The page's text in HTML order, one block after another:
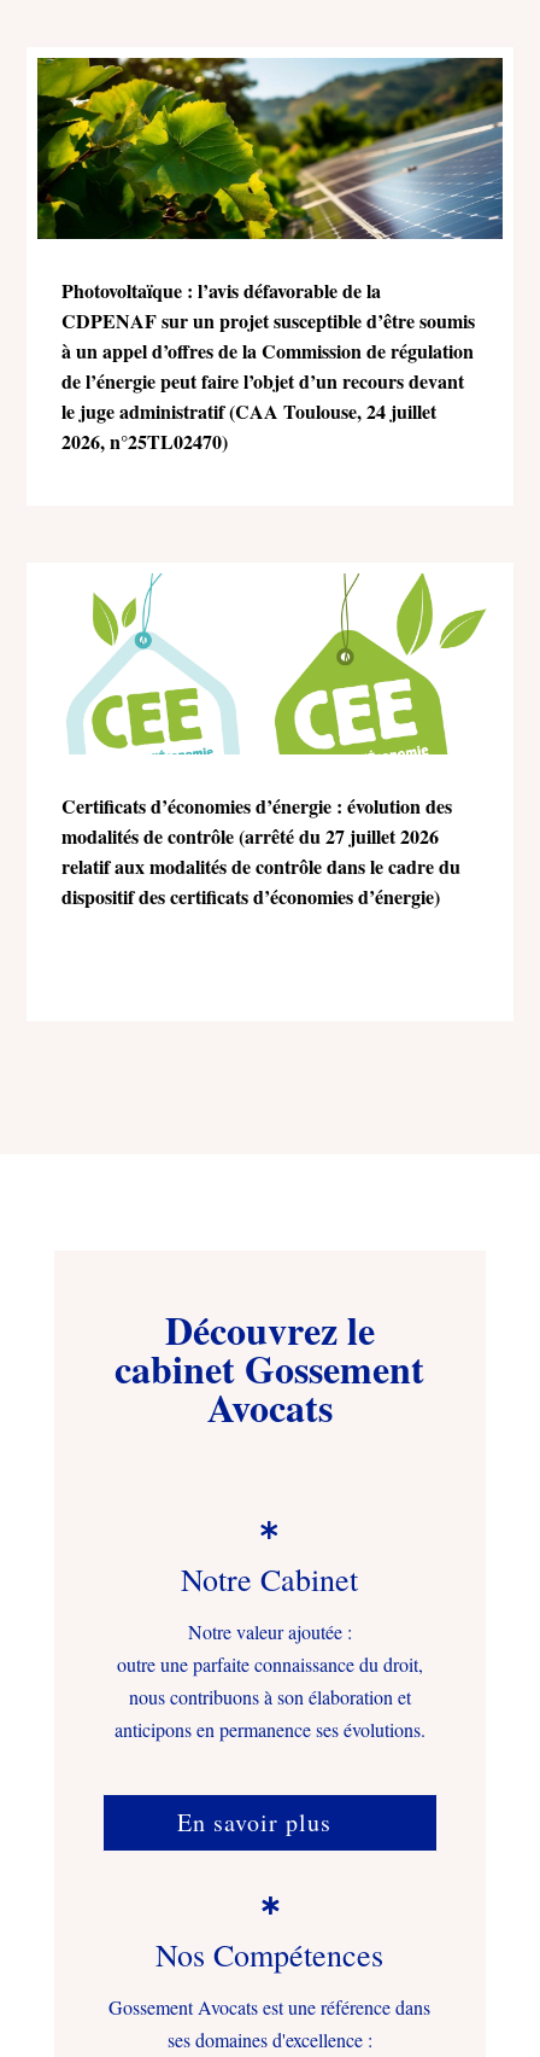
Photovoltaïque : l’avis défavorable de la
CDPENAF sur un projet susceptible d’être soumis
à un appel d’offres de la Commission de régulation
de l’énergie peut faire l’objet d’un recours devant
le juge administratif (CAA Toulouse, 24 juillet
2026, n°25TL02470)
Certificats d’économies d’énergie : évolution des
modalités de contrôle (arrêté du 27 juillet 2026
relatif aux modalités de contrôle dans le cadre du
dispositif des certificats d’économies d’énergie)
Découvrez le
cabinet Gossement
Avocats

Notre Cabinet
Notre valeur ajoutée :
outre une parfaite connaissance du droit,
nous contribuons à son élaboration et
anticipons en permanence ses évolutions.
En savoir plus

Nos Compétences
Gossement Avocats est une référence dans
ses domaines d'excellence :